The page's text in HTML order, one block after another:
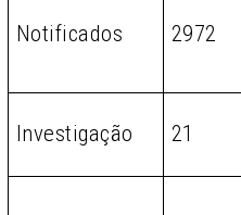
Notificados 2972
Investigação 21